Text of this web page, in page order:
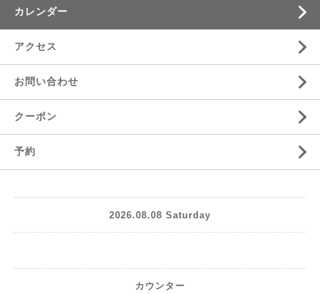
カレンダー
アクセス
お問い合わせ
クーポン
予約
2026.08.08 Saturday
カウンター